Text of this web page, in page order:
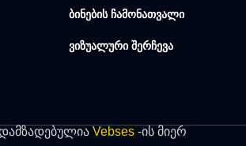
ბინების ჩამონათვალი
ვიზუალური შერჩევა
Vebses -ის მიერ